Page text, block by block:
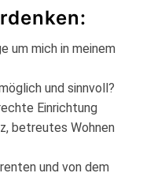
um mich in meinem
und sinnvoll?
Einrichtung
betreutes Wohnen
und von dem